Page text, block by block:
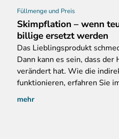
Füllmenge und Preis
Skimpflation – wenn
billige ersetzt werden
Das Lieblingsprodukt
Dann kann es sein, dass
verändert hat. Wie die
funktionieren, erfahren Sie
mehr